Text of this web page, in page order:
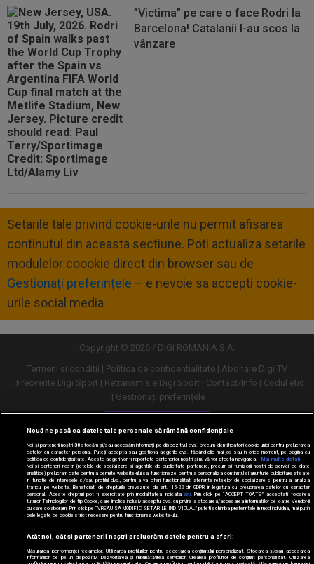
”Victima” pe care o face Rodri la
Barcelona! Catalanii l-au scos la
vânzare
Setarile tale privind cookie-urile nu permit afisarea
continutul din aceasta sectiune. Poti actualiza setarile
modulelor coookie direct din browser sau de
Gestionați preferințele – e nevoie sa accepti cookie-
urile social media
Copyright © 2026 / DIGI ROMANIA S.A.
Termeni si conditii
Politica de confidentialitate
Abonare Digi TV
Frecvente Digi Sport
Retransmisie Digi Sport Contact/Info
Codul etic
Gestionați preferințele
Versiune desktop
Nouă ne pasă ca datele tale personale să rămână confidențiale
Noi și partenerii noștri30stocăm și/sau accesăm informații pe dispozitivul dvs., precum identificatorii cookie unici pentru prelucrarea
datelor cu caracter personal. Puteți accepta sau gestiona alegerile dvs. făcând clic mai jos sau în orice moment, pe pagina cu
politica de confidențialitate. Aceste alegeri vor fi raportate partenerilor noștri și nu vă vor afecta navigarea.
Mai multe detalii
Noi si partenerii nostri (retelele de socializare si agentiile de publicitate partenere, precum si furnizorii nostri de servicii de date
analitice) prelucram date pentru a permite website-ului sa functioneze, pentru a personaliza continutul si anunturile publicitare afisate
in functie de interesele si/sau profilul dvs., pentru a va oferi functionalitati aferente retelelor de socializare si pentru a analiza
traficul pe website. Beneficiati de drepturile prevazute de art. 15-22 din GDPR in legatura cu prelucrarea datelor cu caracter
personal. Aceste drepturi pot fi exercitate prin modalitatea indicata aici. Prin click pe “ACCEPT TOATE”, acceptati folosirea
tuturor Tehnologiilor de tip Cookie, care implica inclusiv acceptul dvs. cu privire la stocarea/accesarea informatiilor de catre Vendor-ii
cu care colaboram. Prin click pe “VREAU SA MODIFIC SETARILE INDIVIDUAL” puteti schimba preferintele in mod individual, mai putin
cele legate de cookie strict necesare pentru functionarea website-ului.
Atât noi, cât și partenerii noștri prelucrăm datele pentru a oferi:
Măsurarea performanței reclamelor. Utilizarea profilurilor pentru selectarea conținutului personalizat. Stocarea și/sau accesarea
informațiilor de pe un dispozitiv. Dezvoltarea și îmbunătățirea serviciilor. Crearea profilurilor de conținut personalizat. Utilizarea